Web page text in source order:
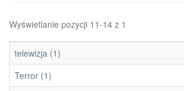
Wyświetlanie pozycji 11-14 z 1
telewizja (1)
Terror (1)